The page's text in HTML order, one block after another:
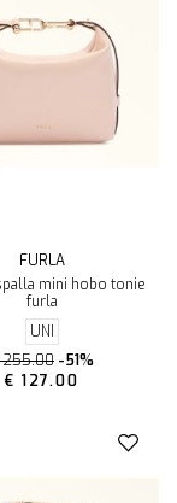
FURLA
mini hobo tonie
furla
UNI
255.00 -51%
€ 127.00